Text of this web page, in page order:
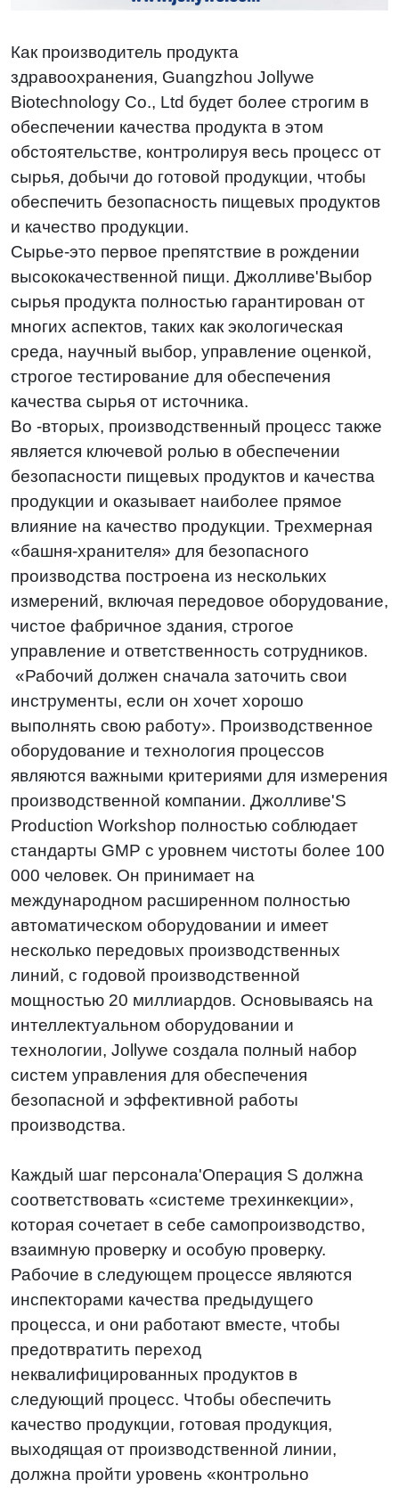
Как производитель продукта
здравоохранения, Guangzhou Jollywe
Biotechnology Co., Ltd будет более строгим в
обеспечении качества продукта в этом
обстоятельстве, контролируя весь процесс от
сырья, добычи до готовой продукции, чтобы
обеспечить безопасность пищевых продуктов
и качество продукции.
Сырье-это первое препятствие в рождении
высококачественной пищи. Джолливе'Выбор
сырья продукта полностью гарантирован от
многих аспектов, таких как экологическая
среда, научный выбор, управление оценкой,
строгое тестирование для обеспечения
качества сырья от источника.
Во -вторых, производственный процесс также
является ключевой ролью в обеспечении
безопасности пищевых продуктов и качества
продукции и оказывает наиболее прямое
влияние на качество продукции. Трехмерная
«башня-хранителя» для безопасного
производства построена из нескольких
измерений, включая передовое оборудование,
чистое фабричное здания, строгое
управление и ответственность сотрудников.
«Рабочий должен сначала заточить свои
инструменты, если он хочет хорошо
выполнять свою работу». Производственное
оборудование и технология процессов
являются важными критериями для измерения
производственной компании. Джолливе'S
Production Workshop полностью соблюдает
стандарты GMP с уровнем чистоты более 100
000 человек. Он принимает на
международном расширенном полностью
автоматическом оборудовании и имеет
несколько передовых производственных
линий, с годовой производственной
мощностью 20 миллиардов. Основываясь на
интеллектуальном оборудовании и
технологии, Jollywe создала полный набор
систем управления для обеспечения
безопасной и эффективной работы
производства.
Каждый шаг персонала'Операция S должна
соответствовать «системе трехинкекции»,
которая сочетает в себе самопроизводство,
взаимную проверку и особую проверку.
Рабочие в следующем процессе являются
инспекторами качества предыдущего
процесса, и они работают вместе, чтобы
предотвратить переход
неквалифицированных продуктов в
следующий процесс. Чтобы обеспечить
качество продукции, готовая продукция,
выходящая от производственной линии,
должна пройти уровень «контрольно